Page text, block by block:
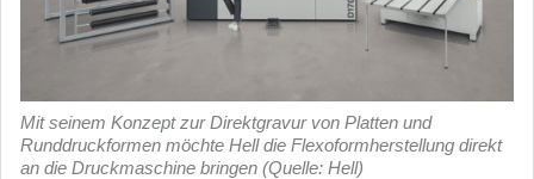
Mit seinem Konzept zur Direktgravur von Platten und
Runddruckformen möchte Hell die Flexoformherstellung direkt
an die Druckmaschine bringen (Quelle: Hell)